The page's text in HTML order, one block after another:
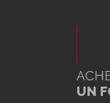
UN